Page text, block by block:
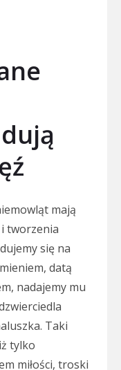
mają
tworzenia
się na
datą
nadajemy mu
Taki
tylko
miłości, troski